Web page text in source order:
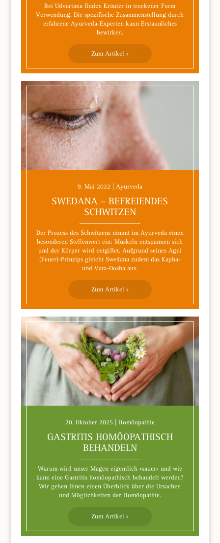
Bei Udvartana finden Kräuter in trockener Form
Verwendung. Die spezifische Zusammenstellung durch
erfahrene Ayurveda-Experten kann Erstaunliches
bewirken.
Zum Artikel »
9. Mai 2022 | Ayurveda
SWEDANA – BEFREIENDES
SCHWITZEN
Der Prozess des Schwitzens nimmt im Ayurveda einen
besonderen Stellenwert ein: Muskeln entspannen sich
und der Körper wird entgiftet. Aufgrund seines Agni
(Feuer)-Prinzips gleicht Swedana zudem das Kapha-
und Vata-Dosha aus.
Zum Artikel »
20. Oktober 2025 | Homöopathie
GASTRITIS HOMÖOPATHISCH
BEHANDELN
Warum wird unser Magen eigentlich »sauer« und wie
kann eine Gastritis homöopathisch behandelt werden?
Wir geben Ihnen einen Überblick über die Ursachen
und Möglichkeiten der Homöopathie.
Zum Artikel »